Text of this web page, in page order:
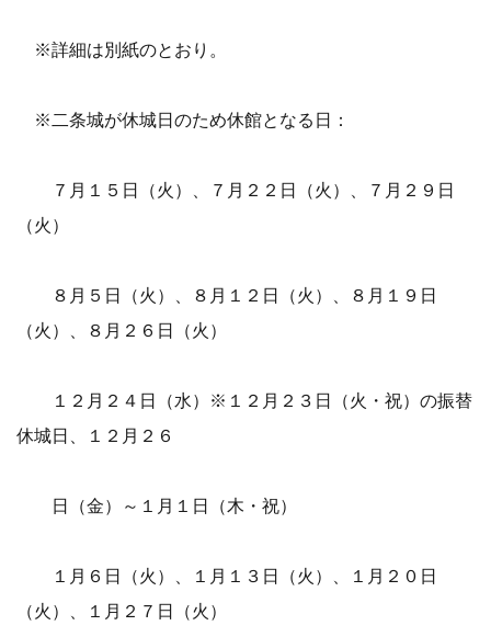
※詳細は別紙のとおり。
※二条城が休城日のため休館となる日：
７月１５日（火）、７月２２日（火）、７月２９日
（火）
８月５日（火）、８月１２日（火）、８月１９日
（火）、８月２６日（火）
１２月２４日（水）※１２月２３日（火・祝）の振替
休城日、１２月２６
日（金）～１月１日（木・祝）
１月６日（火）、１月１３日（火）、１月２０日
（火）、１月２７日（火）